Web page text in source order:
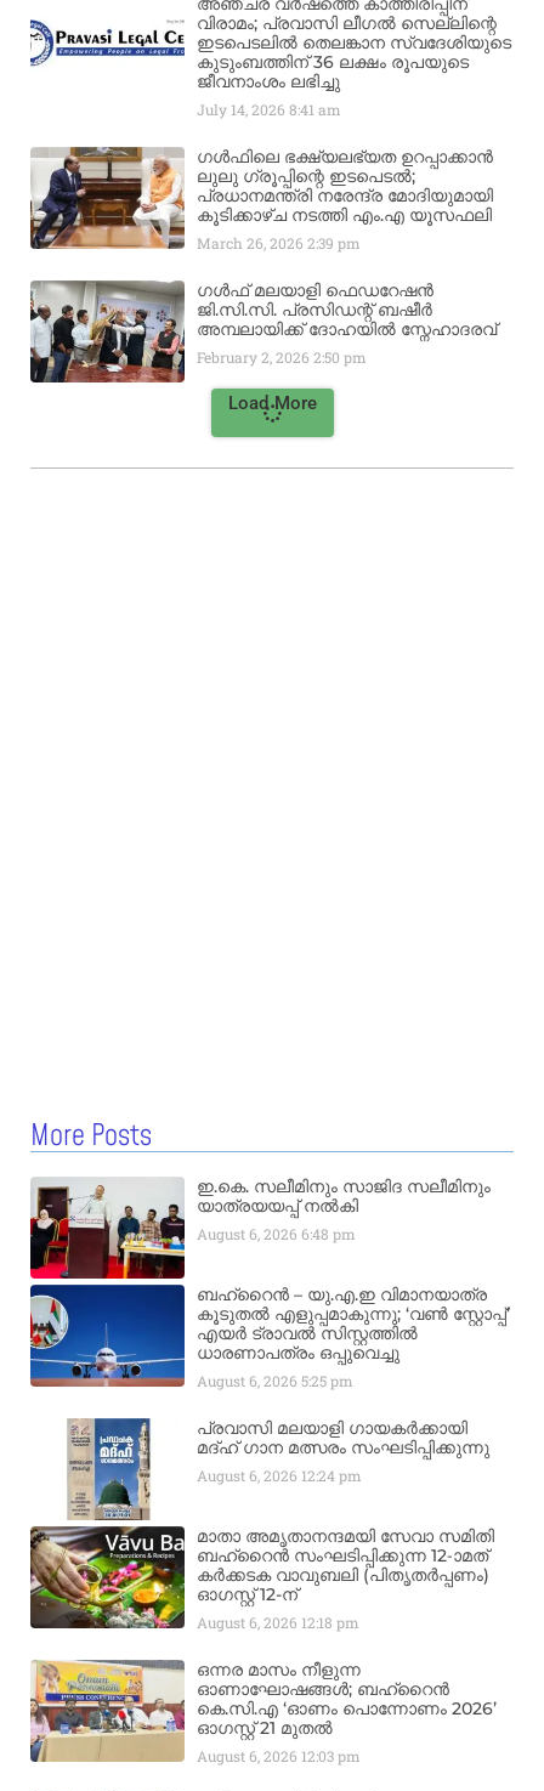
വിരാമം; പ്രവാസി ലീഗൽ സെല്ലിന്റെ
ഇടപെടലിൽ തെലങ്കാന സ്വദേശിയുടെ
കുടുംബത്തിന് 36 ലക്ഷം രൂപയുടെ
ജീവനാംശം ലഭിച്ചു
July 14, 20268:41 am
ഗൾഫിലെ ഭക്ഷ്യലഭ്യത ഉറപ്പാക്കാൻ
ലുലു ഗ്രൂപ്പിന്റെ ഇടപെടൽ;
പ്രധാനമന്ത്രി നരേന്ദ്ര മോദിയുമായി
കൂടിക്കാഴ്ച നടത്തി എം.എ യൂസഫലി
March 26, 20262:39 pm
ഗൾഫ് മലയാളി ഫെഡറേഷൻ
ജി.സി.സി. പ്രസിഡന്റ് ബഷീർ
അമ്പലായിക്ക് ദോഹയിൽ സ്നേഹാദരവ്
February 2, 20262:50 pm
Load More
More Posts
ഇ.കെ. സലീമിനും സാജിദ സലീമിനും
യാത്രയയപ്പ് നൽകി
August 6, 20266:48 pm
ബഹ്‌റൈൻ – യു.എ.ഇ വിമാനയാത്ര
കൂടുതൽ എളുപ്പമാകുന്നു; ‘വൺ സ്റ്റോപ്പ്’
എയർ ട്രാവൽ സിസ്റ്റത്തിൽ
ധാരണാപത്രം ഒപ്പുവെച്ചു
August 6, 20265:25 pm
പ്രവാസി മലയാളി ഗായകർക്കായി
മദ്ഹ് ഗാന മത്സരം സംഘടിപ്പിക്കുന്നു
August 6, 2026 12:24 pm
മാതാ അമൃതാനന്ദമയി സേവാ സമിതി
ബഹ്‌റൈൻ സംഘടിപ്പിക്കുന്ന 12-ാമത്
കർക്കടക വാവുബലി (പിതൃതർപ്പണം)
ഓഗസ്റ്റ് 12-ന്
August 6, 2026 12:18 pm
ഒന്നര മാസം നീളുന്ന
ഓണാഘോഷങ്ങൾ; ബഹ്‌റൈൻ
കെ.സി.എ ‘ഓണം പൊന്നോണം 2026’
ഓഗസ്റ്റ് 21 മുതൽ
August 6, 2026 12:03 pm